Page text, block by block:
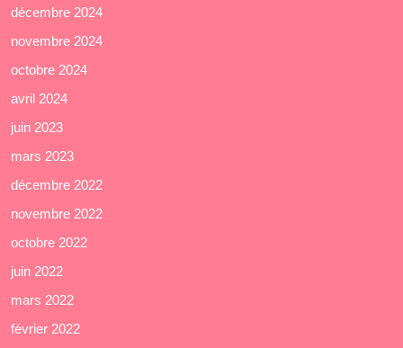
décembre 2024
novembre 2024
octobre 2024
avril 2024
juin 2023
mars 2023
décembre 2022
novembre 2022
octobre 2022
juin 2022
mars 2022
février 2022